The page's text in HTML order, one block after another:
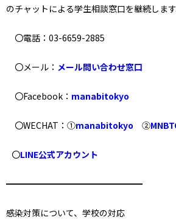
のチャットによる学生相談窓口を継続します
〇電話：03-6659-2885
〇メール： メール問い合わせ窓口
〇Facebook： manabitokyo
〇WECHAT：①manabitokyo ②
〇LINE公式アカウント
━━━━━━━━━━━━━━━━
感染対策について、学校の対応